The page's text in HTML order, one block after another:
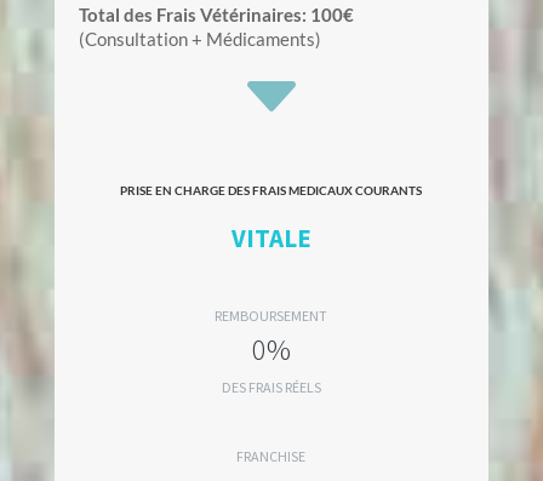
Total des Frais Vétérinaires: 100€
(Consultation + Médicaments)
C
PRISE EN CHARGE DES FRAIS MEDICAUX COURANTS
VITALE
REMBOURSEMENT
0%
DES FRAIS RÉELS
FRANCHISE